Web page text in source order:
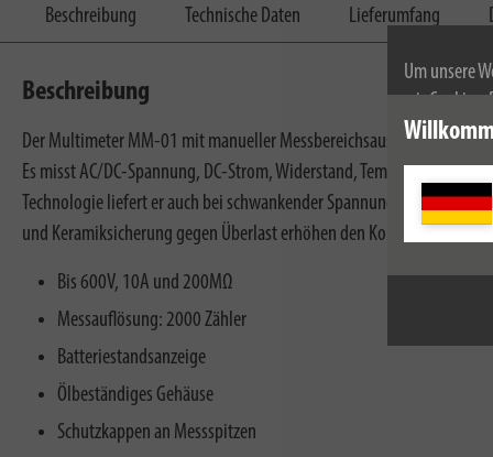
Um unsere
wir Cookies.
Weitere
Beschreibung Technische Daten Lieferumfang
Beschreibung
Der Multimeter MM-01 mit manueller Messbereichsauswahl eignet
Es misst AC/DC-Spannung, DC-Strom, Widerstand, Temperatur,
Technologie liefert er auch bei schwankender Spannung exakte
und Keramiksicherung gegen Überlast erhöhen den Komfort und
Bis 600V, 10A und 200MΩ
Messauflösung: 2000 Zähler
Batteriestandsanzeige
Ölbeständiges Gehäuse
Schutzkappen an Messspitzen